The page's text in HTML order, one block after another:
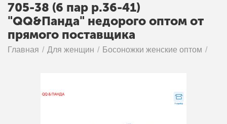
705-38 (6 пар р.36-41)
"QQ&Панда" недорого оптом от
прямого поставщика
Главная / Для женщин / Босоножки женские оптом /